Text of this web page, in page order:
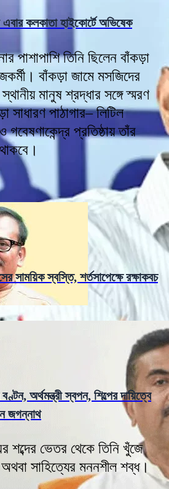
কলকাতা হাইকোর্টে অভিষেক
পাশাপাশি তিনি ছিলেন বাঁকড়া
বাঁকড়া জামে মসজিদের
মানুষ শ্রদ্ধার সঙ্গে স্মরণ
পাঠাগার– লিটিল
গবেষণাকেন্দ্র প্রতিষ্ঠায় তাঁর
সাময়িক স্বস্তি, শর্তসাপেক্ষে রক্ষাকবচ
অর্থমন্ত্রী স্বপন, শিল্পের দায়িত্বে
জগন্নাথ
শব্দের ভেতর থেকে তিনি খুঁজে
সাহিত্যের মননশীল শব্ধ।